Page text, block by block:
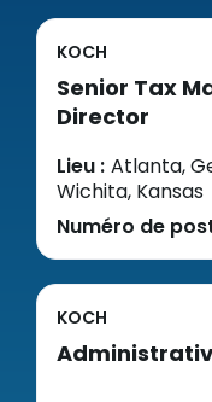
KOCH
Senior Tax
Director
Lieu : Atlanta,
Wichita, Kansas
Numéro de
KOCH